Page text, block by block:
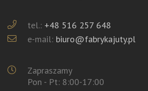
tel.: +48 516 257 648
e-mail: biuro@fabrykajuty.pl
Zapraszamy
Pon - Pt: 8:00-17:00